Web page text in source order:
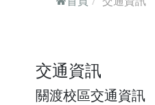
交通資訊
關渡校區交通資訊